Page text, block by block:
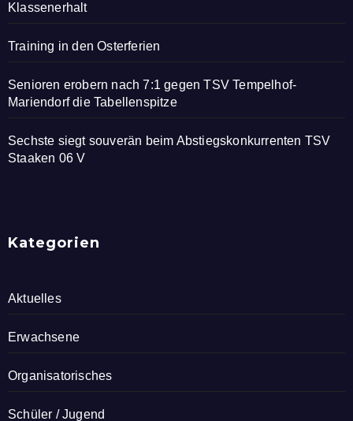
Klassenerhalt
Training in den Osterferien
Senioren erobern nach 7:1 gegen TSV Tempelhof-
Mariendorf die Tabellenspitze
Sechste siegt souverän beim Abstiegskonkurrenten TSV
Staaken 06 V
Kategorien
Aktuelles
Erwachsene
Organisatorisches
Schüler / Jugend